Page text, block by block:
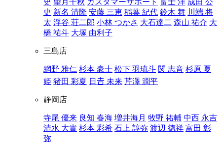
史 新名 清隆 安藤 三恵 稲葉 紀代 鈴木 舞 川端 将
太 浮谷 荘二郎 小林 つかさ 大石達二 森山 祐介 大
橋 祐斗 大塚 由利子
三島店
網野 雅仁 杉本 豪士 松下 羽琉斗 関 志音 杉原 夏
姫 猪田 彩夏 日𠮷 未来 芹澤 潤平
静岡店
寺尾 優来 良知 春海 増井海月 牧野 祐輔 中西 永吉
清水 大貴 杉本 彩希 石上 諄弥 渡辺 徳祥 富田 彰
弥